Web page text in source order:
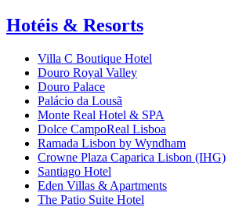
Hotéis & Resorts
Villa C Boutique Hotel
Douro Royal Valley
Douro Palace
Palácio da Lousã
Monte Real Hotel & SPA
Dolce CampoReal Lisboa
Ramada Lisbon by Wyndham
Crowne Plaza Caparica Lisbon (IHG)
Santiago Hotel
Eden Villas & Apartments
The Patio Suite Hotel